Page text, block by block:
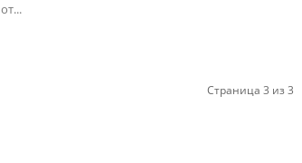
от...
Страница 3 из 3